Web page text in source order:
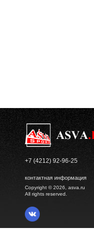
+7 (4212) 92-96-25
контактная информация
Copyright © 2026, asva.ru
All rights reserved.